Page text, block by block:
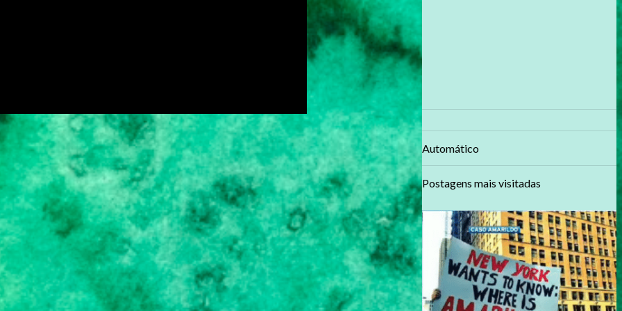
Automático
Postagens mais visitadas